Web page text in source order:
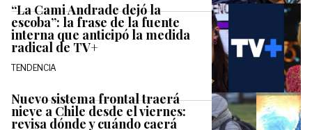
“La Cami Andrade dejó la
escoba”: la frase de la fuente
interna que anticipó la medida
radical de TV+
TENDENCIA
Nuevo sistema frontal traerá
nieve a Chile desde el viernes:
revisa dónde y cuándo caerá